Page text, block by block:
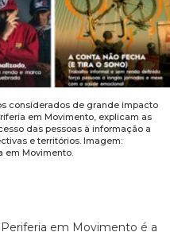
considerados de grande impacto
em Movimento, explicam as
das pessoas à informação a
e territórios. Imagem:
em Movimento.
em Movimento é a